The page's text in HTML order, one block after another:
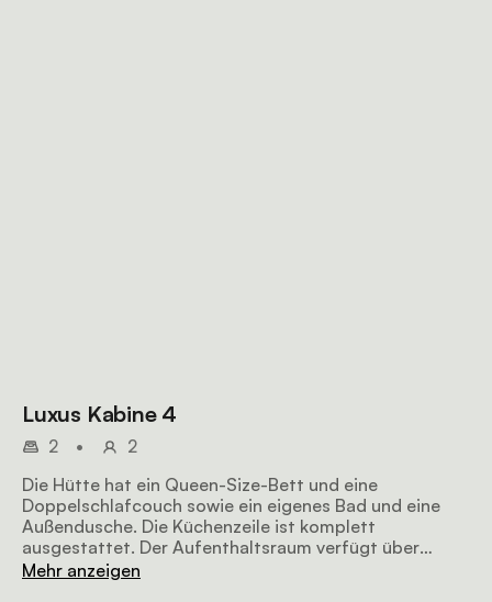
Luxus Kabine 4
2 •
2
Die Hütte hat ein Queen-Size-Bett und eine
Doppelschlafcouch sowie ein eigenes Bad und eine
Außendusche. Die Küchenzeile ist komplett
ausgestattet. Der Aufenthaltsraum verfügt über
bequeme Sitzgelegenheiten, einen Fernseher und Wi-
Mehr anzeigen